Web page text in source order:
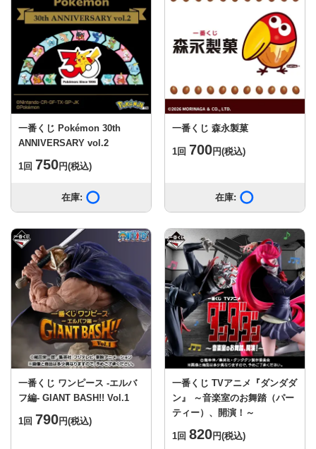
一番くじ Pokémon 30th
ANNIVERSARY vol.2
1回 750円(税込)
在庫:
一番くじ 森永製菓
1回 700円(税込)
在庫:
一番くじ ワンピース -エルバ
フ編- GIANT BASH!! Vol.1
1回 790円(税込)
一番くじ TVアニメ『ダンダダ
ン』 ～音楽室のお舞踏（パー
ティー）、開演！～
1回 820円(税込)